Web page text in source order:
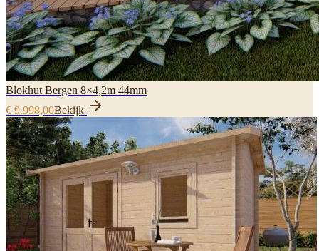
Blokhut Bergen 8×4,2m 44mm
€ 9.998,00Bekijk